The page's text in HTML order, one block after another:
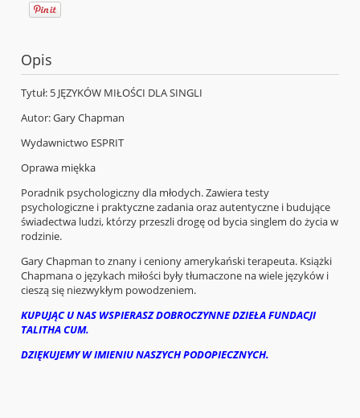
Opis
Tytuł: 5 JĘZYKÓW MIŁOŚCI DLA SINGLI
Autor: Gary Chapman
Wydawnictwo ESPRIT
Oprawa miękka
Poradnik psychologiczny dla młodych. Zawiera testy
psychologiczne i praktyczne zadania oraz autentyczne i budujące
świadectwa ludzi, którzy przeszli drogę od bycia singlem do życia w
rodzinie.
Gary Chapman to znany i ceniony amerykański terapeuta. Książki
Chapmana o językach miłości były tłumaczone na wiele języków i
cieszą się niezwykłym powodzeniem.
KUPUJĄC U NAS WSPIERASZ DOBROCZYNNE DZIEŁA FUNDACJI
TALITHA CUM.
DZIĘKUJEMY W IMIENIU NASZYCH PODOPIECZNYCH.